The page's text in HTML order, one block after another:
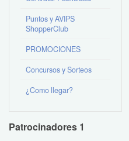
Puntos y AVIPS
ShopperClub
PROMOCIONES
Concursos y Sorteos
¿Como llegar?
Patrocinadores 1